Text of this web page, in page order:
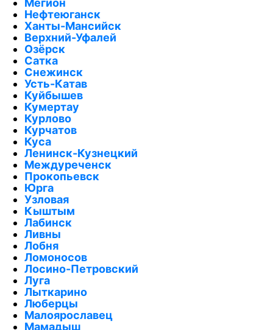
Нефтеюганск
Ханты-Мансийск
Верхний-Уфалей
Озёрск
Сатка
Снежинск
Усть-Катав
Куйбышев
Кумертау
Курлово
Курчатов
Куса
Ленинск-Кузнецкий
Междуреченск
Прокопьевск
Юрга
Узловая
Кыштым
Лабинск
Ливны
Лобня
Ломоносов
Лосино-Петровский
Луга
Лыткарино
Люберцы
Малоярославец
Мамадыш